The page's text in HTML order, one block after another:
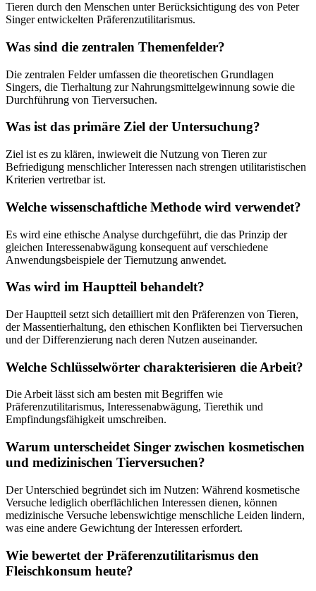
Tieren durch den Menschen unter Berücksichtigung des von Peter
Singer entwickelten Präferenzutilitarismus.
Was sind die zentralen Themenfelder?
Die zentralen Felder umfassen die theoretischen Grundlagen
Singers, die Tierhaltung zur Nahrungsmittelgewinnung sowie die
Durchführung von Tierversuchen.
Was ist das primäre Ziel der Untersuchung?
Ziel ist es zu klären, inwieweit die Nutzung von Tieren zur
Befriedigung menschlicher Interessen nach strengen utilitaristischen
Kriterien vertretbar ist.
Welche wissenschaftliche Methode wird verwendet?
Es wird eine ethische Analyse durchgeführt, die das Prinzip der
gleichen Interessenabwägung konsequent auf verschiedene
Anwendungsbeispiele der Tiernutzung anwendet.
Was wird im Hauptteil behandelt?
Der Hauptteil setzt sich detailliert mit den Präferenzen von Tieren,
der Massentierhaltung, den ethischen Konflikten bei Tierversuchen
und der Differenzierung nach deren Nutzen auseinander.
Welche Schlüsselwörter charakterisieren die Arbeit?
Die Arbeit lässt sich am besten mit Begriffen wie
Präferenzutilitarismus, Interessenabwägung, Tierethik und
Empfindungsfähigkeit umschreiben.
Warum unterscheidet Singer zwischen kosmetischen
und medizinischen Tierversuchen?
Der Unterschied begründet sich im Nutzen: Während kosmetische
Versuche lediglich oberflächlichen Interessen dienen, können
medizinische Versuche lebenswichtige menschliche Leiden lindern,
was eine andere Gewichtung der Interessen erfordert.
Wie bewertet der Präferenzutilitarismus den
Fleischkonsum heute?